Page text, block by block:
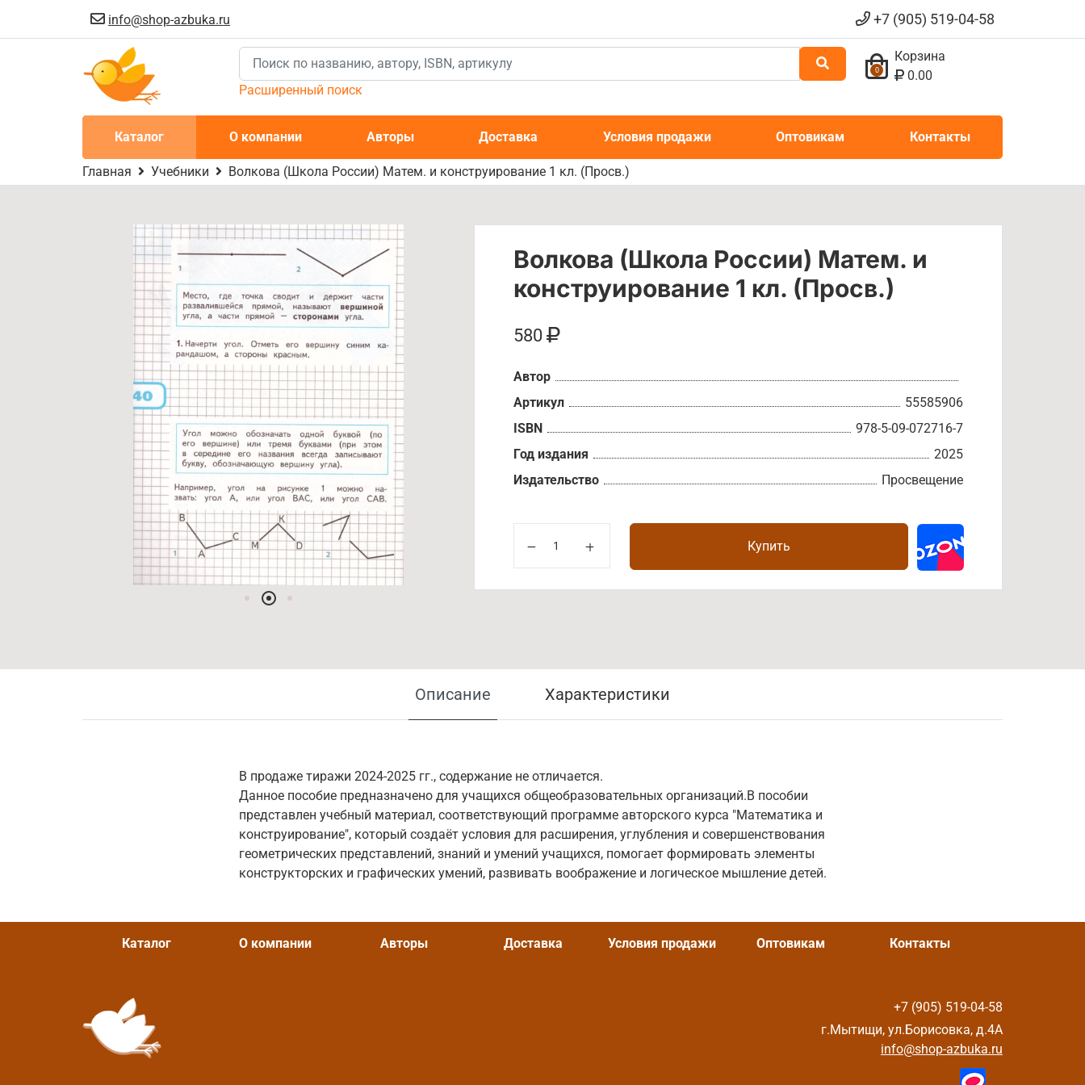
info@shop-azbuka.ru +7 (905) 519-04-58
Расширенный поиск
0
Корзина
0.00
Каталог О компании Авторы Доставка Условия продажи Оптовикам Контакты
Главная Учебники Волкова (Школа России) Матем. и конструирование 1 кл. (Просв.)
Волкова (Школа России) Матем. и
конструирование 1 кл. (Просв.)
580
Автор
Артикул
55585906
ISBN
978-5-09-072716-7
Год издания
2025
Издательство
Просвещение
Купить
Описание Характеристики
В продаже тиражи 2024-2025 гг., содержание не отличается.
Данное пособие предназначено для учащихся общеобразовательных организаций.В пособии
представлен учебный материал, соответствующий программе авторского курса "Математика и
конструирование", который создаёт условия для расширения, углубления и совершенствования
геометрических представлений, знаний и умений учащихся, помогает формировать элементы
конструкторских и графических умений, развивать воображение и логическое мышление детей.
Каталог О компании Авторы Доставка Условия продажи Оптовикам Контакты
+7 (905) 519-04-58
г.Мытищи, ул.Борисовка, д.4А
info@shop-azbuka.ru